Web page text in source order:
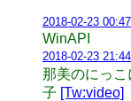
2018-02-23
WinAPI
2018-02-23
那美のにっ
子 [Tw:video]